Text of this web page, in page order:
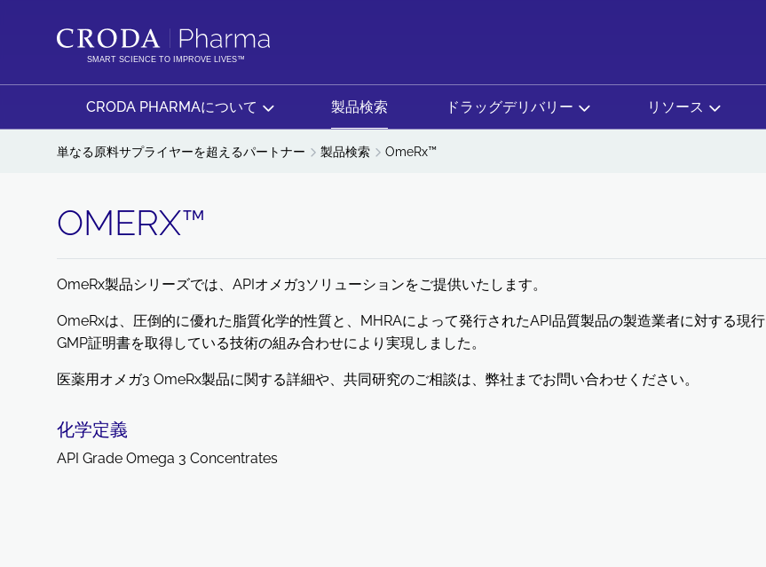
SMART SCIENCE TO IMPROVE LIVES™
CRODA PHARMAについて 製品検索 ドラッグデリバリー リソース
単なる原料サプライヤーを超えるパートナー 製品検索 OmeRx™
OMERX™
OmeRx製品シリーズでは、APIオメガ3ソリューションをご提供いたします。
OmeRxは、圧倒的に優れた脂質化学的性質と、MHRAによって発行されたAPI品質製品の製造業者に対する現行
GMP証明書を取得している技術の組み合わせにより実現しました。
医薬用オメガ3 OmeRx製品に関する詳細や、共同研究のご相談は、弊社までお問い合わせください。
化学定義
API Grade Omega 3 Concentrates